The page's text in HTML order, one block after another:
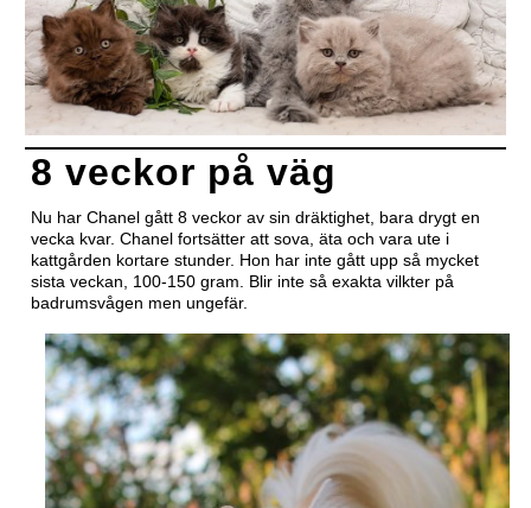
8 veckor på väg
Nu har Chanel gått 8 veckor av sin dräktighet, bara drygt en
vecka kvar. Chanel fortsätter att sova, äta och vara ute i
kattgården kortare stunder. Hon har inte gått upp så mycket
sista veckan, 100-150 gram. Blir inte så exakta vilkter på
badrumsvågen men ungefär.